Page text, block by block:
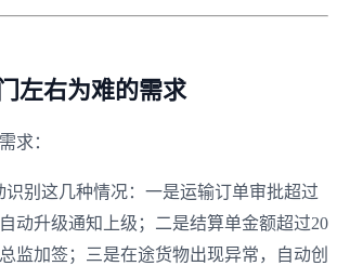
左右为难的需求
求：
识别这几种情况：一是运输订单审批超过
动升级通知上级；二是结算单金额超过20
监加签；三是在途货物出现异常，自动创